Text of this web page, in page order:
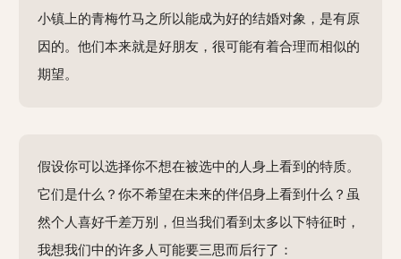
小镇上的青梅竹马之所以能成为好的结婚对象，是有原
因的。他们本来就是好朋友，很可能有着合理而相似的
期望。
假设你可以选择你不想在被选中的人身上看到的特质。
它们是什么？你不希望在未来的伴侣身上看到什么？虽
然个人喜好千差万别，但当我们看到太多以下特征时，
我想我们中的许多人可能要三思而后行了：